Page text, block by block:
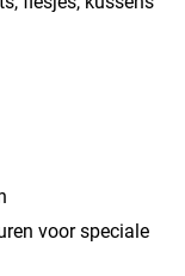
voor speciale